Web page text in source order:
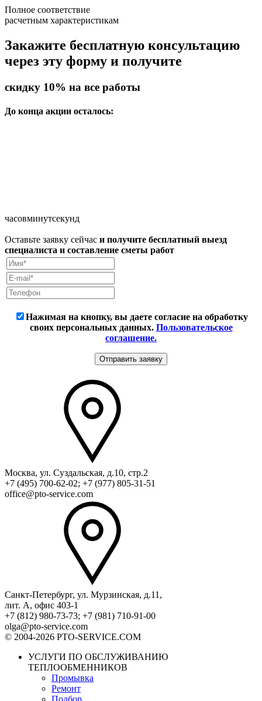
Полное соответствие
расчетным характеристикам
Закажите бесплатную консультацию
через эту форму и получите
скидку 10% на все работы
До конца акции осталось:
часовминутсекунд
Оставьте заявку сейчас и получите бесплатный выезд
специалиста и составление сметы работ
Нажимая на кнопку, вы даете согласие на обработку
своих персональных данных. Пользовательское
соглашение.
Москва, ул. Суздальская, д.10, стр.2
+7 (495) 700-62-02; +7 (977) 805-31-51
office@pto-service.com
Санкт-Петербург, ул. Мурзинская, д.11,
лит. А, офис 403-1
+7 (812) 980-73-73; +7 (981) 710-91-00
olga@pto-service.com
© 2004-2026 PTO-SERVICE.COM
УСЛУГИ ПО ОБСЛУЖИВАНИЮ
ТЕПЛООБМЕННИКОВ
Промывка
Ремонт
Подбор